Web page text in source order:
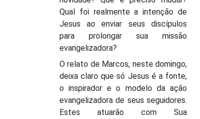
Qual foi realmente a intenção de
Jesus ao enviar seus discípulos
para prolongar sua missão
evangelizadora?
O relato de Marcos, neste domingo,
deixa claro que só Jesus é a fonte,
o inspirador e o modelo da ação
evangelizadora de seus seguidores.
Estes atuarão com Sua